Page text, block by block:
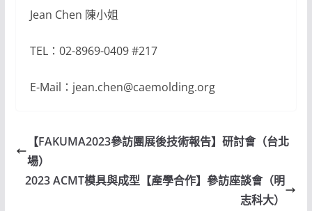
Jean Chen 陳小姐
TEL：02-8969-0409 #217
E-Mail：jean.chen@caemolding.org
【FAKUMA2023參訪團展後技術報告】研討會（台北
場）
2023 ACMT模具與成型【產學合作】參訪座談會（明
志科大）